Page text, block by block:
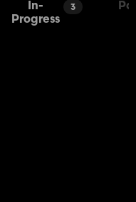
In-
Progress
3